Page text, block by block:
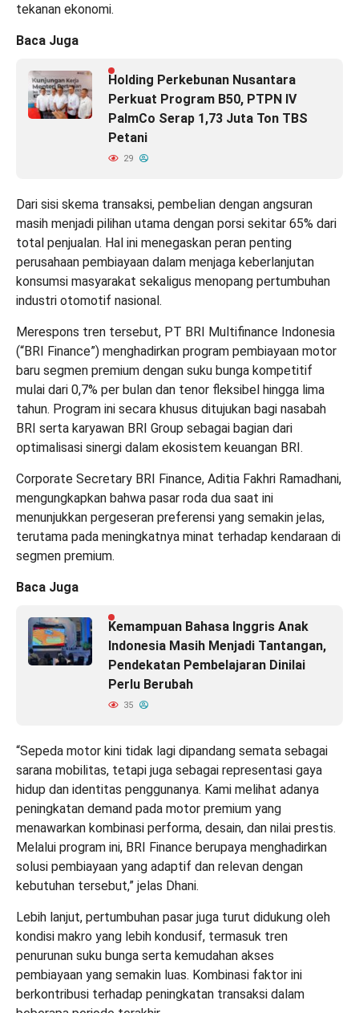
tekanan ekonomi.
Baca Juga
Holding Perkebunan Nusantara
Perkuat Program B50, PTPN IV
PalmCo Serap 1,73 Juta Ton TBS
Petani
29
Dari sisi skema transaksi, pembelian dengan angsuran
masih menjadi pilihan utama dengan porsi sekitar 65% dari
total penjualan. Hal ini menegaskan peran penting
perusahaan pembiayaan dalam menjaga keberlanjutan
konsumsi masyarakat sekaligus menopang pertumbuhan
industri otomotif nasional.
Merespons tren tersebut, PT BRI Multifinance Indonesia
(“BRI Finance”) menghadirkan program pembiayaan motor
baru segmen premium dengan suku bunga kompetitif
mulai dari 0,7% per bulan dan tenor fleksibel hingga lima
tahun. Program ini secara khusus ditujukan bagi nasabah
BRI serta karyawan BRI Group sebagai bagian dari
optimalisasi sinergi dalam ekosistem keuangan BRI.
Corporate Secretary BRI Finance, Aditia Fakhri Ramadhani,
mengungkapkan bahwa pasar roda dua saat ini
menunjukkan pergeseran preferensi yang semakin jelas,
terutama pada meningkatnya minat terhadap kendaraan di
segmen premium.
Baca Juga
Kemampuan Bahasa Inggris Anak
Indonesia Masih Menjadi Tantangan,
Pendekatan Pembelajaran Dinilai
Perlu Berubah
35
“Sepeda motor kini tidak lagi dipandang semata sebagai
sarana mobilitas, tetapi juga sebagai representasi gaya
hidup dan identitas penggunanya. Kami melihat adanya
peningkatan demand pada motor premium yang
menawarkan kombinasi performa, desain, dan nilai prestis.
Melalui program ini, BRI Finance berupaya menghadirkan
solusi pembiayaan yang adaptif dan relevan dengan
kebutuhan tersebut,” jelas Dhani.
Lebih lanjut, pertumbuhan pasar juga turut didukung oleh
kondisi makro yang lebih kondusif, termasuk tren
penurunan suku bunga serta kemudahan akses
pembiayaan yang semakin luas. Kombinasi faktor ini
berkontribusi terhadap peningkatan transaksi dalam